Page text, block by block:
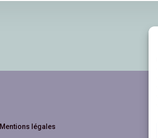
Mentions légales